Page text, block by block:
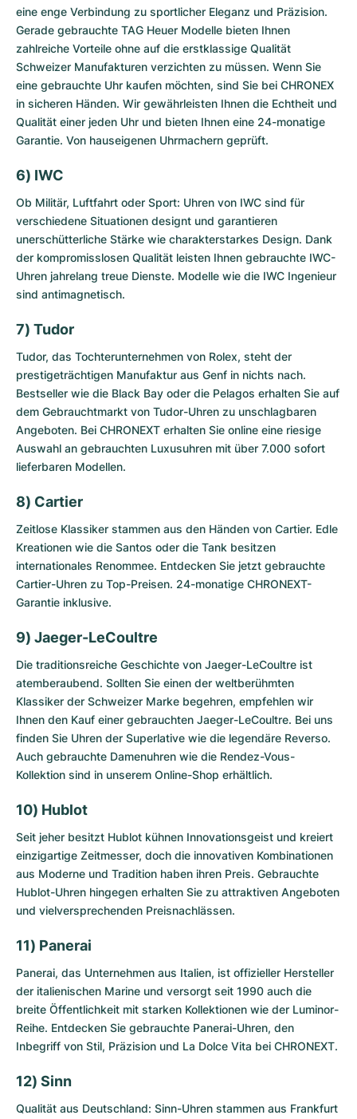
eine enge Verbindung zu sportlicher Eleganz und Präzision.
Gerade gebrauchte TAG Heuer Modelle bieten Ihnen
zahlreiche Vorteile ohne auf die erstklassige Qualität
Schweizer Manufakturen verzichten zu müssen. Wenn Sie
eine gebrauchte Uhr kaufen möchten, sind Sie bei CHRONEX
in sicheren Händen. Wir gewährleisten Ihnen die Echtheit und
Qualität einer jeden Uhr und bieten Ihnen eine 24-monatige
Garantie. Von hauseigenen Uhrmachern geprüft.
6) IWC
Ob Militär, Luftfahrt oder Sport: Uhren von IWC sind für
verschiedene Situationen designt und garantieren
unerschütterliche Stärke wie charakterstarkes Design. Dank
der kompromisslosen Qualität leisten Ihnen gebrauchte IWC-
Uhren jahrelang treue Dienste. Modelle wie die IWC Ingenieur
sind antimagnetisch.
7) Tudor
Tudor, das Tochterunternehmen von Rolex, steht der
prestigeträchtigen Manufaktur aus Genf in nichts nach.
Bestseller wie die Black Bay oder die Pelagos erhalten Sie auf
dem Gebrauchtmarkt von Tudor-Uhren zu unschlagbaren
Angeboten. Bei CHRONEXT erhalten Sie online eine riesige
Auswahl an gebrauchten Luxusuhren mit über 7.000 sofort
lieferbaren Modellen.
8) Cartier
Zeitlose Klassiker stammen aus den Händen von Cartier. Edle
Kreationen wie die Santos oder die Tank besitzen
internationales Renommee. Entdecken Sie jetzt gebrauchte
Cartier-Uhren zu Top-Preisen. 24-monatige CHRONEXT-
Garantie inklusive.
9) Jaeger-LeCoultre
Die traditionsreiche Geschichte von Jaeger-LeCoultre ist
atemberaubend. Sollten Sie einen der weltberühmten
Klassiker der Schweizer Marke begehren, empfehlen wir
Ihnen den Kauf einer gebrauchten Jaeger-LeCoultre. Bei uns
finden Sie Uhren der Superlative wie die legendäre Reverso.
Auch gebrauchte Damenuhren wie die Rendez-Vous-
Kollektion sind in unserem Online-Shop erhältlich.
10) Hublot
Seit jeher besitzt Hublot kühnen Innovationsgeist und kreiert
einzigartige Zeitmesser, doch die innovativen Kombinationen
aus Moderne und Tradition haben ihren Preis. Gebrauchte
Hublot-Uhren hingegen erhalten Sie zu attraktiven Angeboten
und vielversprechenden Preisnachlässen.
11) Panerai
Panerai, das Unternehmen aus Italien, ist offizieller Hersteller
der italienischen Marine und versorgt seit 1990 auch die
breite Öffentlichkeit mit starken Kollektionen wie der Luminor-
Reihe. Entdecken Sie gebrauchte Panerai-Uhren, den
Inbegriff von Stil, Präzision und La Dolce Vita bei CHRONEXT.
12) Sinn
Qualität aus Deutschland: Sinn-Uhren stammen aus Frankfurt